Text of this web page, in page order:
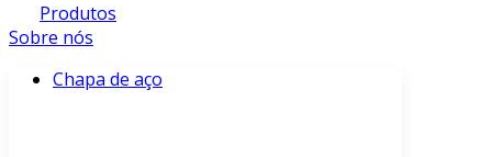
Produtos
Sobre nós
Chapa de aço